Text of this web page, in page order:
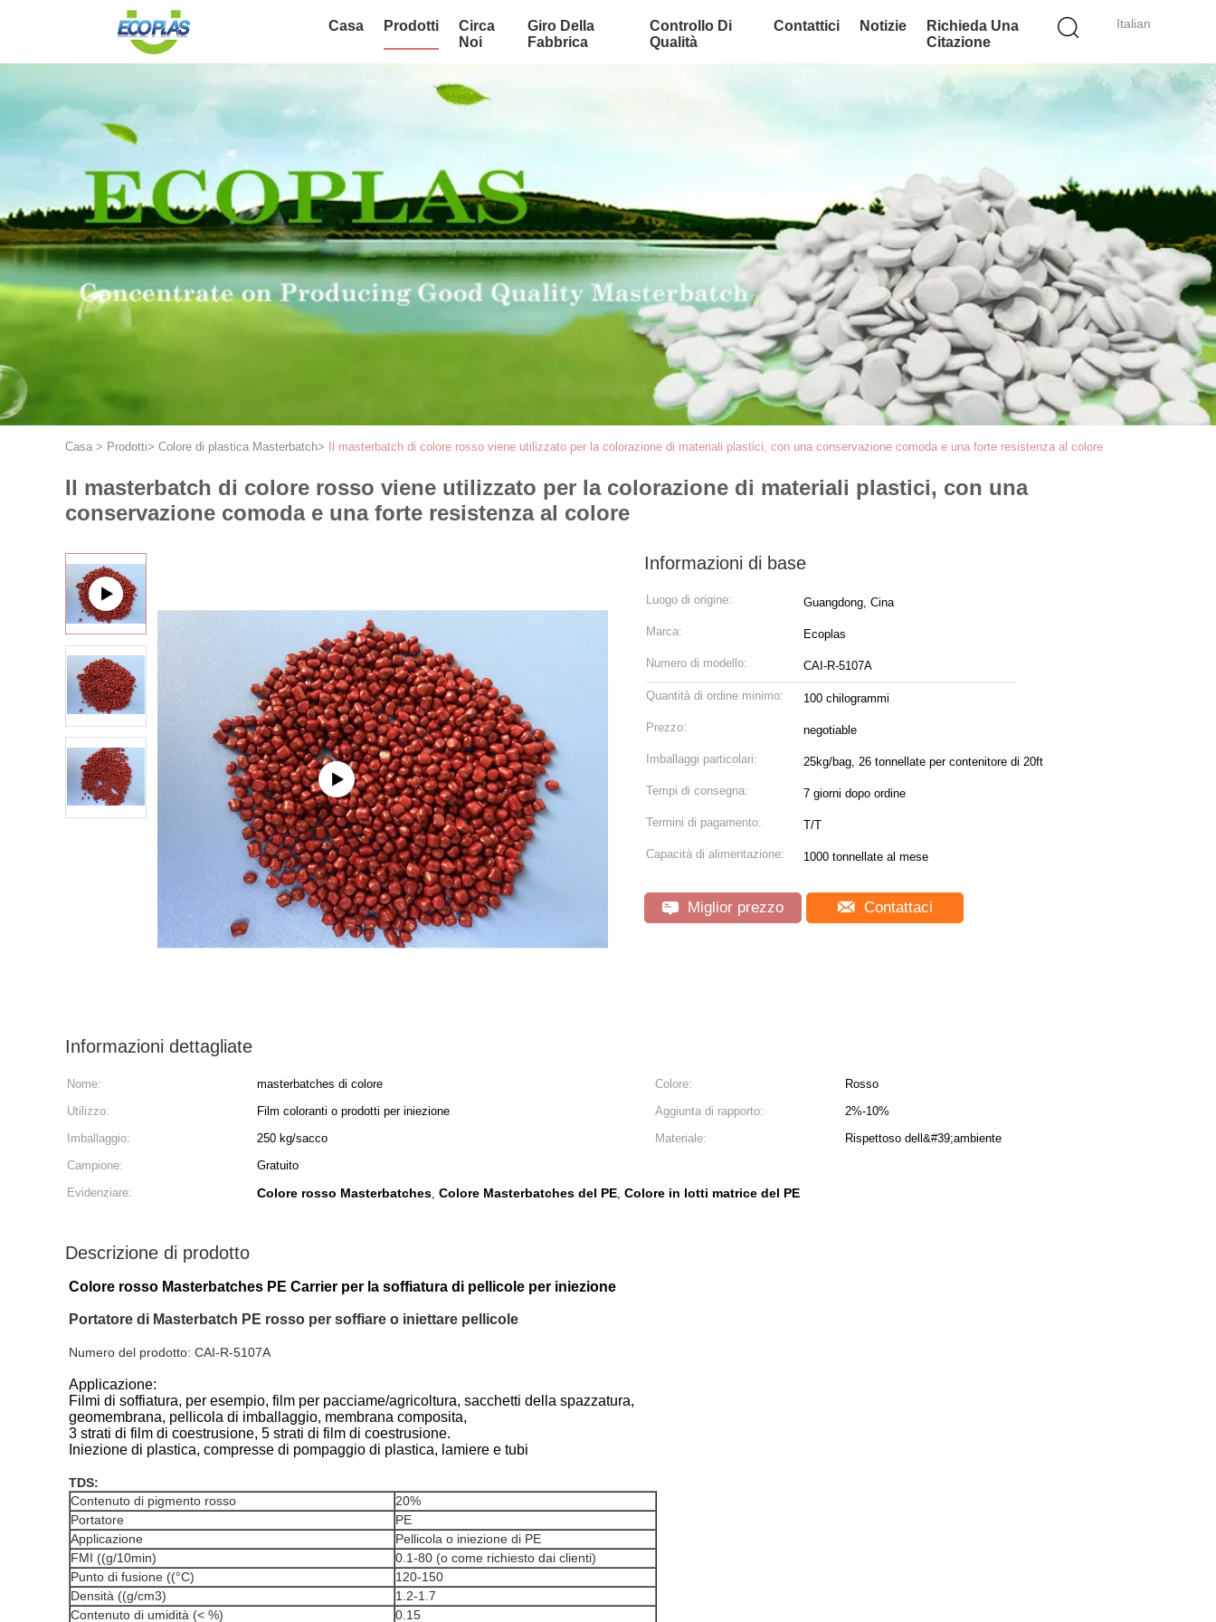
Italian
Casa Prodotti
Circa
Noi
Giro Della
Fabbrica
Controllo Di
Qualità
Contattici Notizie
Richieda Una
Citazione
Casa > Prodotti> Colore di plastica Masterbatch> Il masterbatch di colore rosso viene utilizzato per la colorazione di materiali plastici, con una conservazione comoda e una forte resistenza al colore
Il masterbatch di colore rosso viene utilizzato per la colorazione di materiali plastici, con una
conservazione comoda e una forte resistenza al colore
Informazioni di base
Luogo di origine: Guangdong, Cina
Marca: Ecoplas
Numero di modello: CAI-R-5107A
Quantità di ordine minimo: 100 chilogrammi
Prezzo: negotiable
Imballaggi particolari: 25kg/bag, 26 tonnellate per contenitore di 20ft
Tempi di consegna: 7 giorni dopo ordine
Termini di pagamento: T/T
Capacità di alimentazione: 1000 tonnellate al mese
Miglior prezzo Contattaci
Informazioni dettagliate
Nome: masterbatches di colore Colore:
Rosso
Utilizzo:
Film coloranti o prodotti per iniezione Aggiunta di rapporto:
2%-10%
Imballaggio:
250 kg/sacco Materiale:
Rispettoso dell&#39;ambiente
Campione:
Gratuito
Evidenziare:
Colore rosso Masterbatches, Colore Masterbatches del PE, Colore in lotti matrice del PE
Descrizione di prodotto
Colore rosso Masterbatches PE Carrier per la soffiatura di pellicole per iniezione
Portatore di Masterbatch PE rosso per soffiare o iniettare pellicole
Numero del prodotto: CAI-R-5107A
Applicazione:
Filmi di soffiatura, per esempio, film per pacciame/agricoltura, sacchetti della spazzatura,
geomembrana, pellicola di imballaggio, membrana composita,
3 strati di film di coestrusione, 5 strati di film di coestrusione.
Iniezione di plastica, compresse di pompaggio di plastica, lamiere e tubi
TDS:
Contenuto di pigmento rosso
20%
Portatore
PE
Applicazione
Pellicola o iniezione di PE
FMI ((g/10min)
0.1-80 (o come richiesto dai clienti)
Punto di fusione ((°C)
120-150
Densità ((g/cm3)
1.2-1.7
Contenuto di umidità (< %)
0.15